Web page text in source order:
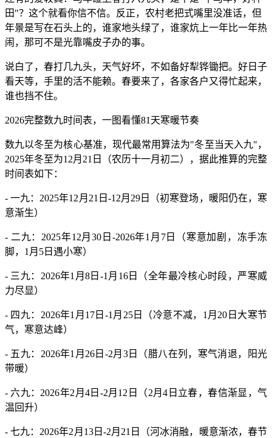
田"？这个就看你信不信。反正，农村老把式嘴里没准话，但
年景是写在石头上的，谁家地头绿了，谁家炕上一年比一年热
闹，那可不是光靠嘴皮子办的事。
说白了，春打几九头，天气好坏，不如备好犁铧锄把。好日子
看天等，手里的活不能赖。春要来了，各家各户又得忙起来，
谁也挡不住。
2026完整数九时间表，一图看懂81天寒暖节奏
数九以冬至为核心基准，现代最常用算法为"冬至当天入九"，
2025年冬至为12月21日（农历十一月初二），据此推算的完整
时间表如下：
- 一九：2025年12月21日-12月29日（初寒登场，暖阳仍在，寒
意渐生）
- 二九：2025年12月30日-2026年1月7日（寒意加剧，冻手冻
脚，1月5日遇小寒）
- 三九：2026年1月8日-1月16日（全年最冷核心时段，严寒威
力尽显）
- 四九：2026年1月17日-1月25日（冷意不减，1月20日大寒节
气，寒意达峰）
- 五九：2026年1月26日-2月3日（腊八在列，寒气消退，阳光
带暖）
- 六九：2026年2月4日-2月12日（2月4日立春，春信渐显，气
温回升）
- 七九：2026年2月13日-2月21日（河冰消融，暖意渐浓，春节